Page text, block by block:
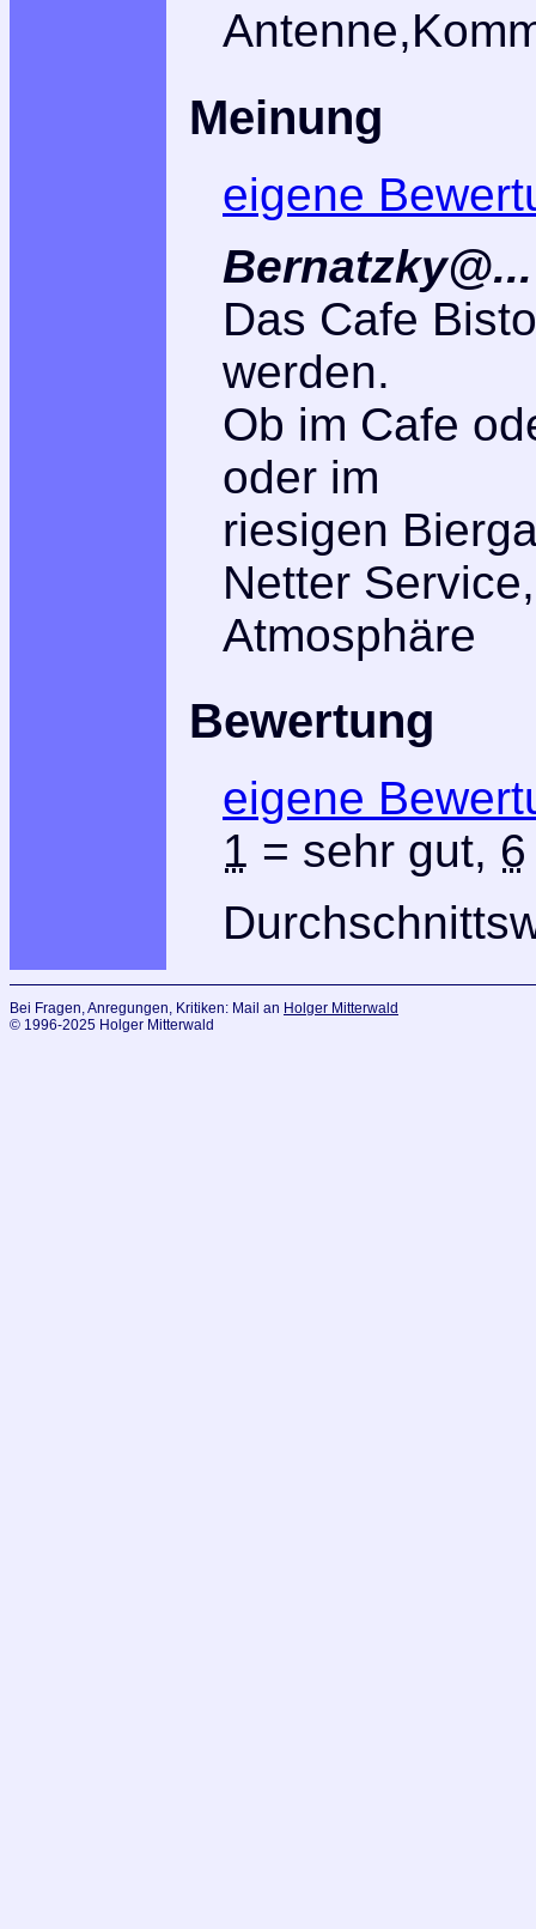
Meinung
eigene
Bernatzky@...
Das Cafe
werden.
Ob im Cafe
oder im
riesigen
Netter
Atmosphäre
Bewertung
eigene
1 = sehr gut, 6
Bei Fragen, Anregungen, Kritiken: Mail an Holger Mitterwald
© 1996-2025 Holger Mitterwald